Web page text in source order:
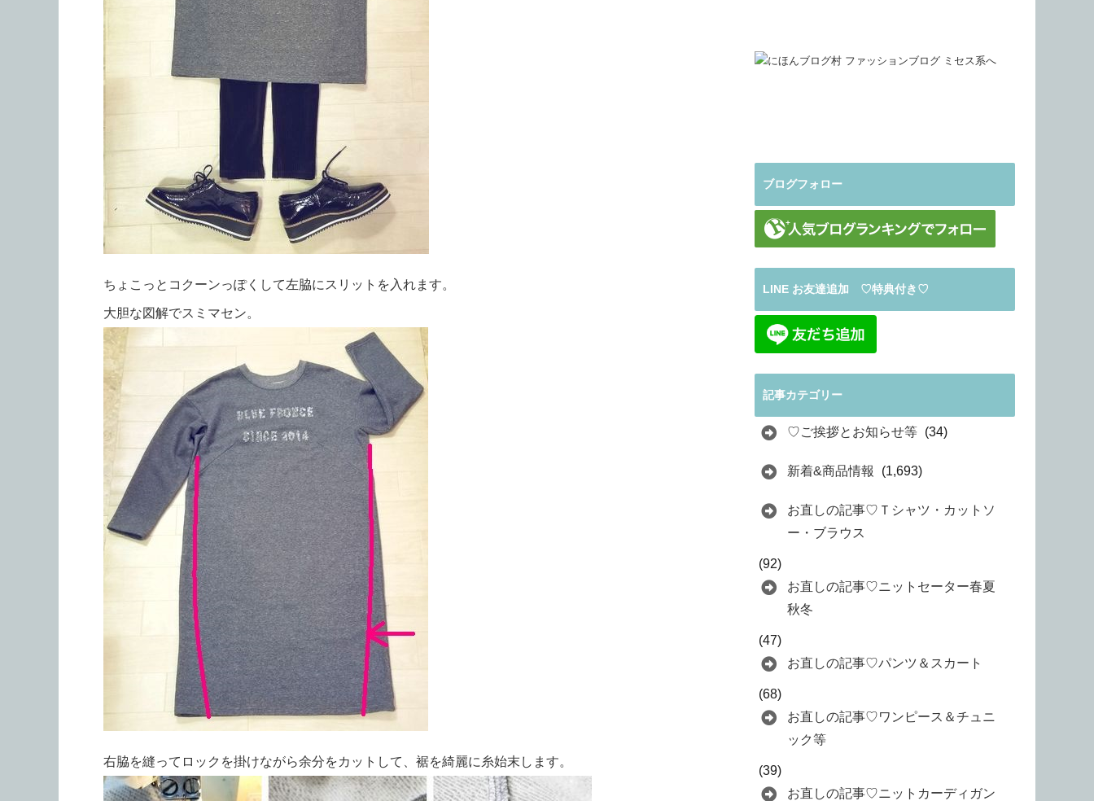
ちょこっとコクーンっぽくして左脇にスリットを入れます。
大胆な図解でスミマセン。
右脇を縫ってロックを掛けながら余分をカットして、裾を綺麗に糸始末します。
ブログフォロー
LINE お友達追加 ♡特典付き♡
記事カテゴリー
♡ご挨拶とお知らせ等 (34)
新着&商品情報 (1,693)
お直しの記事♡Ｔシャツ・カットソ
ー・ブラウス
(92)
お直しの記事♡ニットセーター春夏
秋冬
(47)
お直しの記事♡パンツ＆スカート
(68)
お直しの記事♡ワンピース＆チュニ
ック等
(39)
お直しの記事♡ニットカーディガン